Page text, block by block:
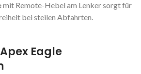
mit Remote-Hebel am Lenker sorgt für
bei steilen Abfahrten.
Eagle